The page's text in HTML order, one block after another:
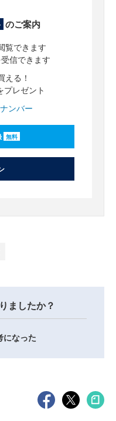
のご案内
覧できます
信できます
える！
プレゼント
ンバー
無料
ましたか？
になった